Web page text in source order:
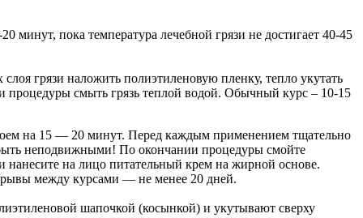
минут, пока температура лечебной грязи не достигает 40-45
грязи наложить полиэтиленовую пленку, тепло укутать
процедуры смыть грязь теплой водой. Обычный курс – 10-15
на 15 — 20 минут. Перед каждым применением тщательно
неподвижными! По окончании процедуры смойте
на лицо питательный крем на жирной основе.
между курсами — не менее 20 дней.
шапочкой (косынкой) и укутывают сверху